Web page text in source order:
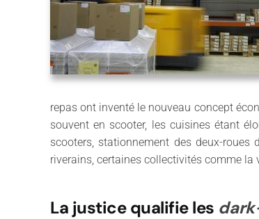
repas ont inventé le nouveau concept
souvent en scooter, les cuisines étant
scooters, stationnement des deux-
riverains, certaines collectivités comme
La justice qualifie les